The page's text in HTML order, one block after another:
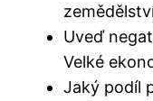
Uveď
Velké
Jaký podíl